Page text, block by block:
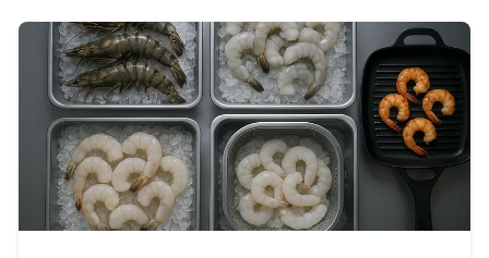
التصدير.